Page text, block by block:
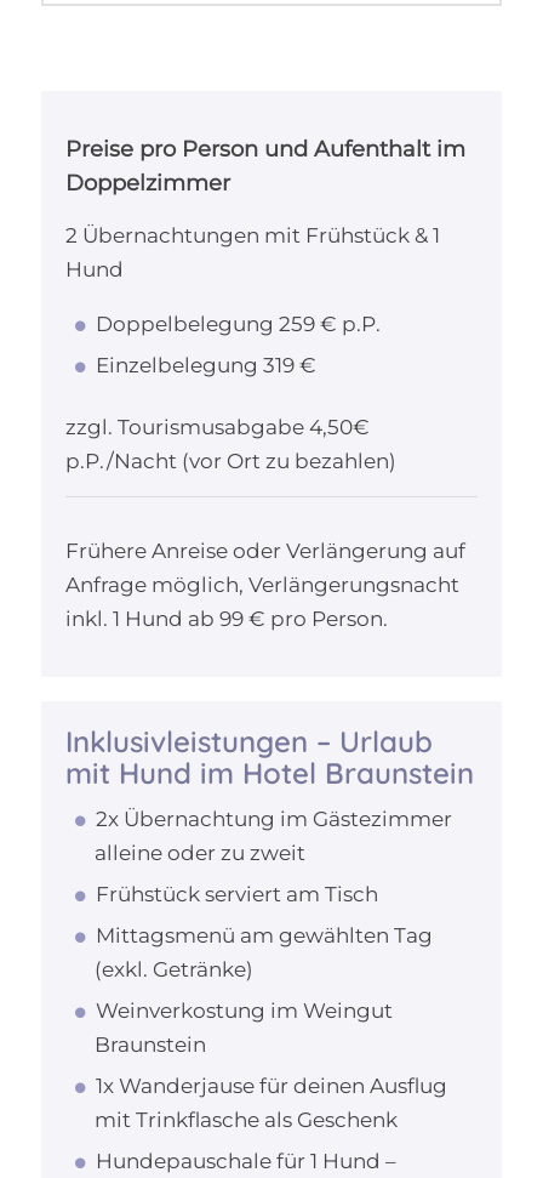
Preise pro Person und Aufenthalt im
Doppelzimmer
2 Übernachtungen mit Frühstück & 1
Hund
Doppelbelegung 259 € p.P.
Einzelbelegung 319 €
zzgl. Tourismusabgabe 4,50€
p.P./Nacht (vor Ort zu bezahlen)
Frühere Anreise oder Verlängerung auf
Anfrage möglich, Verlängerungsnacht
inkl. 1 Hund ab 99 € pro Person.
Inklusivleistungen – Urlaub
mit Hund im Hotel Braunstein
2x Übernachtung im Gästezimmer
alleine oder zu zweit
Frühstück serviert am Tisch
Mittagsmenü am gewählten Tag
(exkl. Getränke)
Weinverkostung im Weingut
Braunstein
1x Wanderjause für deinen Ausflug
mit Trinkflasche als Geschenk
Hundepauschale für 1 Hund –